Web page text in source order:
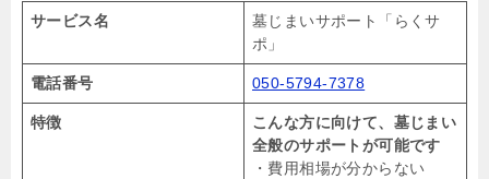
サービス名
墓じまいサポート「らくサ
ポ」
電話番号 050-5794-7378
特徴
こんな方に向けて、墓じまい
全般のサポートが可能です
・費用相場が分からない